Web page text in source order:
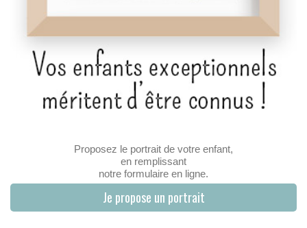
Proposez le portrait de votre enfant,
en remplissant
notre formulaire en ligne.
Je propose un portrait